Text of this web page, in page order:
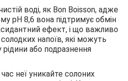
воді, як Bon Boisson, адже
рН 8,6 вона підтримує обмін
ефект, і що важливо
напоїв, які можуть
або подразнення
неї уникайте солоних